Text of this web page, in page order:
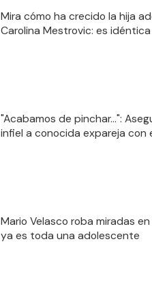
Mira cómo ha crecido la hija
Carolina Mestrovic: es
"Acabamos de pinchar...":
infiel a conocida expareja con
Mario Velasco roba miradas
ya es toda una adolescente